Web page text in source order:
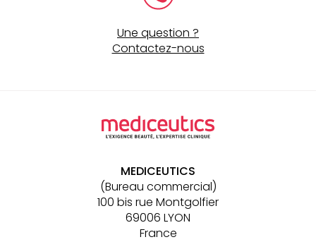
Une question ?
Contactez-nous
MEDICEUTICS
(Bureau commercial)
100 bis rue Montgolfier
69006 LYON
France